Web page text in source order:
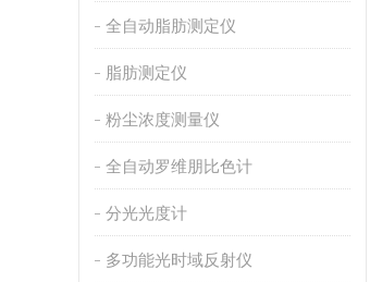
全自动脂肪测定仪
脂肪测定仪
粉尘浓度测量仪
全自动罗维朋比色计
分光光度计
多功能光时域反射仪